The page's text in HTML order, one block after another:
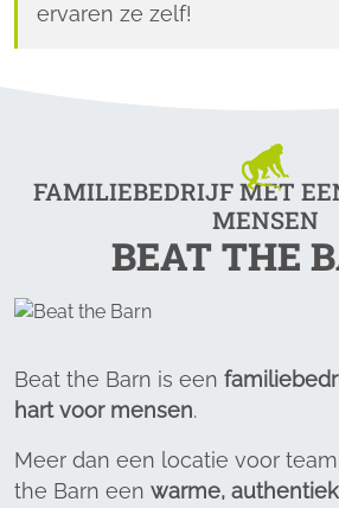
ervaren ze zelf!
FAMILIEBEDRIJF MET
MENSEN
BEAT THE
Beat the Barn is een
hart voor mensen.
Meer dan een locatie voor
the Barn een warme,